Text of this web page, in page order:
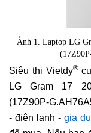
Ảnh 1. Laptop LG
Siêu thị Vietdy®
LG Gram 17
(17Z90P-
- điện lạnh -gia